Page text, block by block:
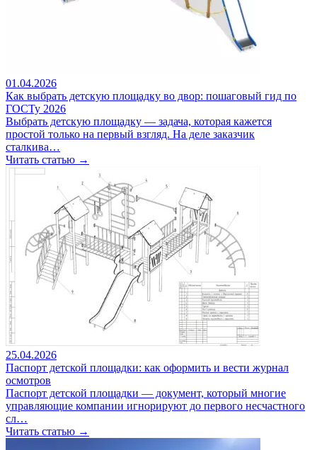
01.04.2026
Как выбрать детскую площадку во двор: пошаговый гид по
ГОСТу 2026
Выбрать детскую площадку — задача, которая кажется
простой только на первый взгляд. На деле заказчик
сталкива…
Читать статью →
25.04.2026
Паспорт детской площадки: как оформить и вести журнал
осмотров
Паспорт детской площадки — документ, который многие
управляющие компании игнорируют до первого несчастного
сл…
Читать статью →